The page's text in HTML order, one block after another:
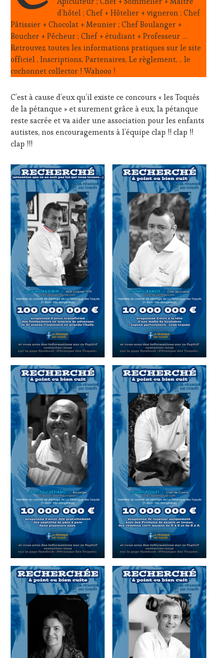
PRODUCTEURS
RESTAURATEUR,
CHEF,
CUISINIER,
ŒNOLOGUE,
SOMMELIER,
SALONS
VIGNOBLES
d’hôtel ; Chef + Hôtelier + vigneron ; Chef
Pâtissier + Chocolat + Meunier ; Chef Boulanger +
Boucher + Pêcheur ; Chef + étudiant + Professeur …
Retrouvez toutes les informations pratiques sur le site
officiel , Inscriptions, Partenaires, Le règlement, .. le
cochonnet collector ! Wahooo !
C’est à cause d’eux qu’il existe ce concours « les Toqués
de la pétanque » et surement grâce à eux, la pétanque
reste sacrée et va aider une association pour les enfants
autistes, nos encouragements à l’équipe clap !! clap !!
clap !!!